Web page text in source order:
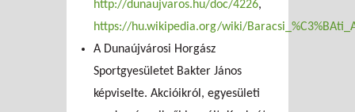
http://dunaujvaros.hu/doc/4226,
https://hu.wikipedia.org/wiki/
A Dunaújvárosi Horgász
Sportgyesületet Bakter János
képviselte. Akcióikról, egyesületi